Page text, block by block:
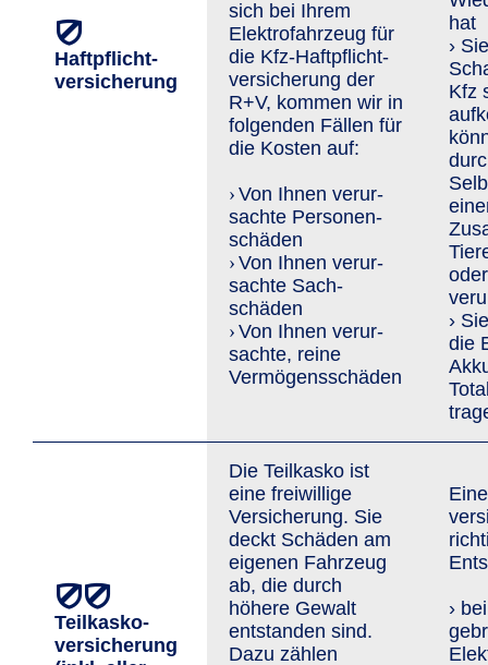
Haftpflicht­
versicherung
sich bei Ihrem
Elektrofahrzeug für
die Kfz-Haft­pflicht­
versiche­rung der
R+V, kommen wir in
folgenden Fällen für
die Kosten auf:
› Von Ihnen verur­
sachte Personen­
schäden
› Von Ihnen verur­
sachte Sach­
schäden
› Von Ihnen verur­
sachte, reine
Vermögens­schäden
hat
›
Kfz
›
die
Teilkasko­
versicherung
Die Teilkasko ist
eine freiwillige
Versicherung. Sie
deckt Schäden am
eigenen Fahrzeug
ab, die durch
höhere Gewalt
entstanden sind.
Dazu zählen
›